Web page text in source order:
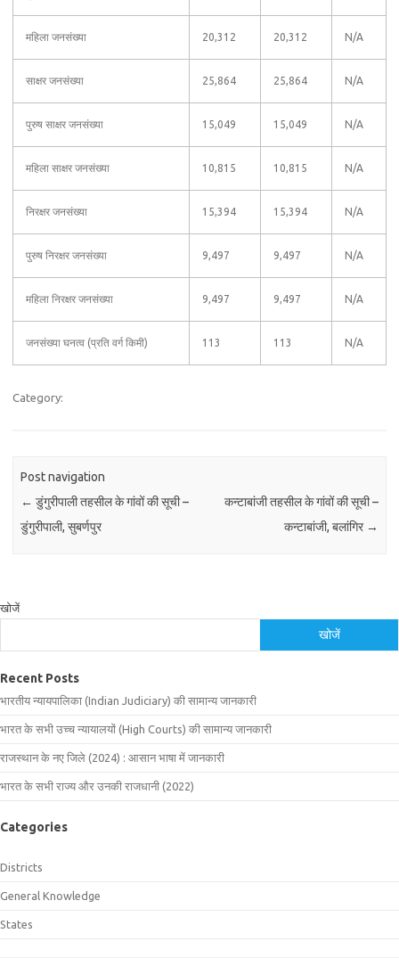
महिला जनसंख्या 20,312 20,312 N/A
साक्षर जनसंख्या 25,864 25,864 N/A
पुरुष साक्षर जनसंख्या 15,049 15,049 N/A
महिला साक्षर जनसंख्या 10,815 10,815 N/A
निरक्षर जनसंख्या 15,394 15,394 N/A
पुरुष निरक्षर जनसंख्या 9,497 9,497 N/A
महिला निरक्षर जनसंख्या 9,497 9,497 N/A
जनसंख्या घनत्व (प्रति वर्ग किमी) 113 113 N/A
Category:
Post navigation
← डुंगुरीपाली तहसील के गांवों की सूची –
डुंगुरीपाली, सुबर्णपुर
कन्टाबांजी तहसील के गांवों की सूची –
कन्टाबांजी, बलांगिर →
खोजें
खोजें
Recent Posts
भारतीय न्यायपालिका (Indian Judiciary) की सामान्य जानकारी
भारत के सभी उच्च न्यायालयों (High Courts) की सामान्य जानकारी
राजस्थान के नए जिले (2024) : आसान भाषा में जानकारी
भारत के सभी राज्य और उनकी राजधानी (2022)
Categories
Districts
General Knowledge
States